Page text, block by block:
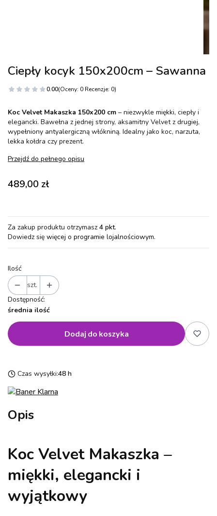
Ciepły kocyk 150x200cm – Sawanna
0.00(Oceny: 0 Recenzje: 0)
Koc Velvet Makaszka 150x200 cm – niezwykle miękki, ciepły i
elegancki. Bawełna z jednej strony, aksamitny Velvet z drugiej,
wypełniony antyalergiczną włókniną. Idealny jako koc, narzuta,
lekka kołdra czy prezent.
Przejdź do pełnego opisu
Cena
489,00 zł
Za zakup produktu otrzymasz 4 pkt.
Dowiedz się więcej o programie lojalnościowym.
Ilość
szt.
Dostępność:
średnia ilość
Dodaj do koszyka
Czas wysyłki:48 h
Opis
Koc Velvet Makaszka –
miękki, elegancki i
wyjątkowy